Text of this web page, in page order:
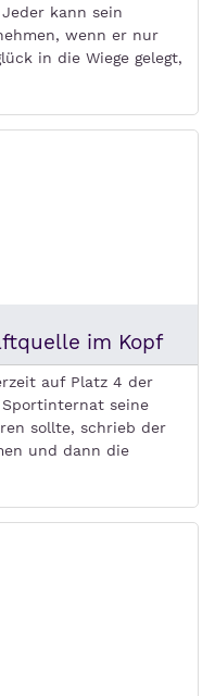
kann sein
wenn er nur
in die Wiege gelegt,
im Kopf
auf Platz 4 der
seine
sollte, schrieb der
und dann die